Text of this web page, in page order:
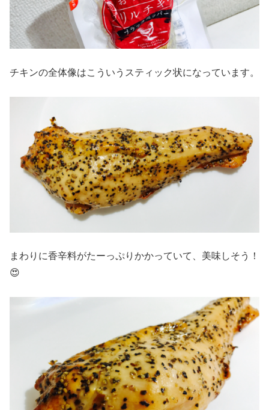
チキンの全体像はこういうスティック状になっています。
まわりに香辛料がたーっぷりかかっていて、美味しそう！
😍